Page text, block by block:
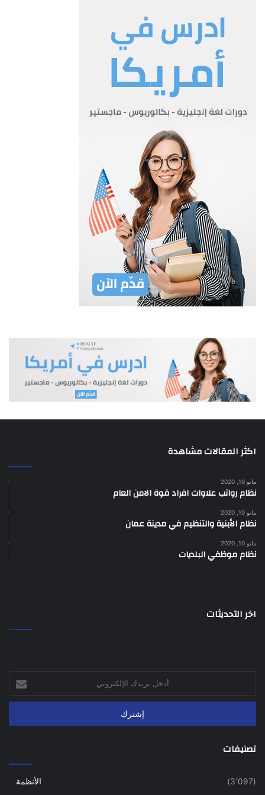
اكثر المقالات مشاهدة
مايو 10, 2020
نظام رواتب علاوات افراد قوة الامن العام
مايو 10, 2020
نظام الأبنية والتنظيم في مدينة عمان
مايو 10, 2020
نظام موظفي البلديات
اخر التحديثات
الإلكتروني
تصنيفات
الأنظمة (3٬097)